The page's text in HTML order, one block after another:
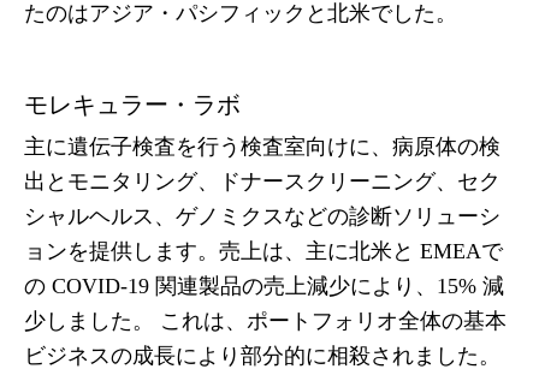
たのはアジア・パシフィックと北米でした。
モレキュラー・ラボ
主に遺伝子検査を行う検査室向けに、病原体の検
出とモニタリング、ドナースクリーニング、セク
シャルヘルス、ゲノミクスなどの診断ソリューシ
ョンを提供します。売上は、主に北米と EMEAで
の COVID-19 関連製品の売上減少により、15% 減
少しました。 これは、ポートフォリオ全体の基本
ビジネスの成長により部分的に相殺されました。